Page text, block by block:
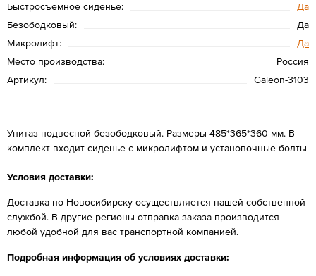
Быстросъемное сиденье:
Да
Безободковый:
Да
Микролифт:
Да
Место производства:
Россия
Артикул:
Galeon-3103
Унитаз подвесной безободковый. Размеры 485*365*360 мм. В
комплект входит сиденье с микролифтом и установочные болты
Условия доставки:
Доставка по Новосибирску осуществляется нашей собственной
службой. В другие регионы отправка заказа производится
любой удобной для вас транспортной компанией.
Подробная информация об условиях доставки: